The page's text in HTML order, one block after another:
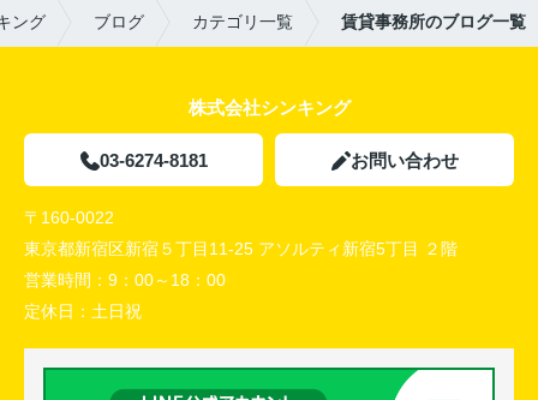
ング ブログ カテゴリ一覧 賃貸事務所のブログ一覧
株式会社シンキング
03-6274-8181 お問い合わせ
〒160-0022
東京都新宿区新宿５丁目11-25 アソルティ新宿5丁目 ２階
営業時間： 9：00～18：00
定休日： 土日祝